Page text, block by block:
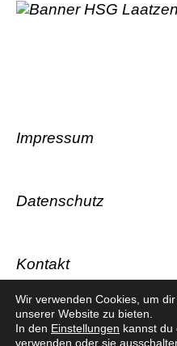
Impressum
Datenschutz
Kontakt
Wir verwenden Cookies, um
unserer Website zu bieten.
In den Einstellungen kannst du
verwenden oder sie